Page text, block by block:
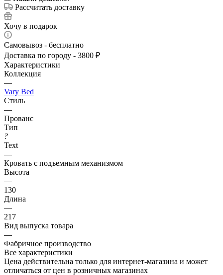
Рассчитать доставку
Хочу в подарок
Самовывоз - бесплатно
Доставка по городу - 3800 ₽
Характеристики
Коллекция
—
Vary Bed
Стиль
—
Прованс
Тип
?
Text
—
Кровать с подъемным механизмом
Высота
—
130
Длина
—
217
Вид выпуска товара
—
Фабричное производство
Все характеристики
Цена действительна только для интернет-магазина и может
отличаться от цен в розничных магазинах